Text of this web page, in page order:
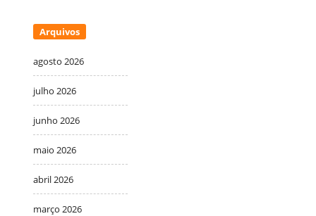
Arquivos
agosto 2026
julho 2026
junho 2026
maio 2026
abril 2026
março 2026